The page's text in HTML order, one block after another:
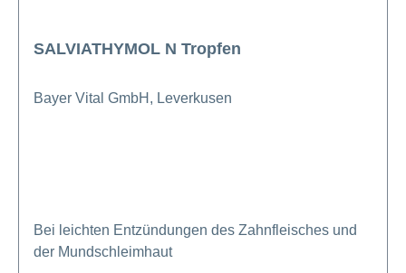
SALVIATHYMOL N Tropfen
Bayer Vital GmbH, Leverkusen
Bei leichten Entzündungen des Zahnfleisches und
der Mundschleimhaut